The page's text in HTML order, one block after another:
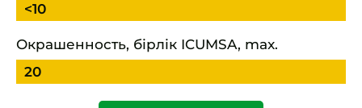
<10
Окрашенность, бірлік ICUMSA, max.
20